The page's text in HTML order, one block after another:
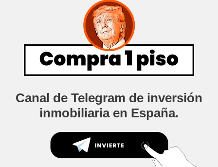
Canal de Telegram de inversión
inmobiliaria en España.